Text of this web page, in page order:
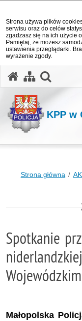
Strona używa plików
serwisu oraz do celów
zgadzasz się na ich użycie
Pamiętaj, że możesz
ustawienia przeglądarki.
wyrażenie zgody.
KPP w
Strona główna
Spotkanie
Małopolska